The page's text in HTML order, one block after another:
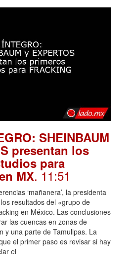
SHEINBAUM
presentan los
para
MX. 11:51
‘mañanera’, la presidenta
resultados del «grupo de
en México. Las conclusiones
las cuencas en zonas de
y una parte de Tamulipas. La
el primer paso es revisar si hay
el